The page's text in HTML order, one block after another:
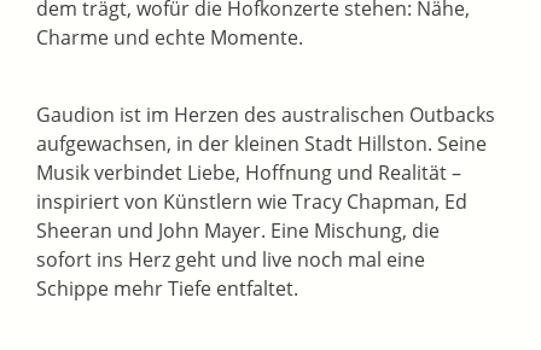
dem trägt, wofür die Hofkonzerte stehen: Nähe,
Charme und echte Momente.
Gaudion ist im Herzen des australischen Outbacks
aufgewachsen, in der kleinen Stadt Hillston. Seine
Musik verbindet Liebe, Hoffnung und Realität –
inspiriert von Künstlern wie Tracy Chapman, Ed
Sheeran und John Mayer. Eine Mischung, die
sofort ins Herz geht und live noch mal eine
Schippe mehr Tiefe entfaltet.